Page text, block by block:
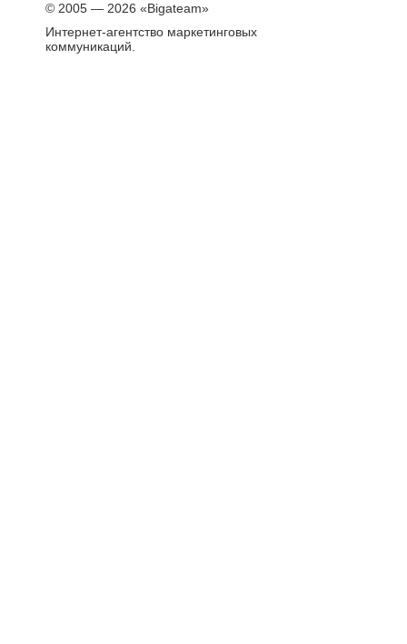
© 2005 — 2026 «Bigateam»
Интернет-агентство маркетинговых
коммуникаций.